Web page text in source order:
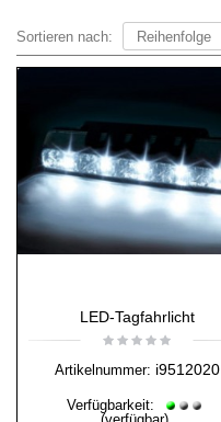
Sortieren nach:
LED-Tagfahrlicht
Artikelnummer: i9512020
Verfügbarkeit: